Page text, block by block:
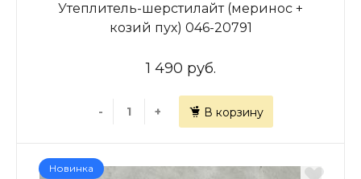
Утеплитель-шерстилайт (меринос +
козий пух) 046-20791
1 490 руб.
- + В корзину
Новинка